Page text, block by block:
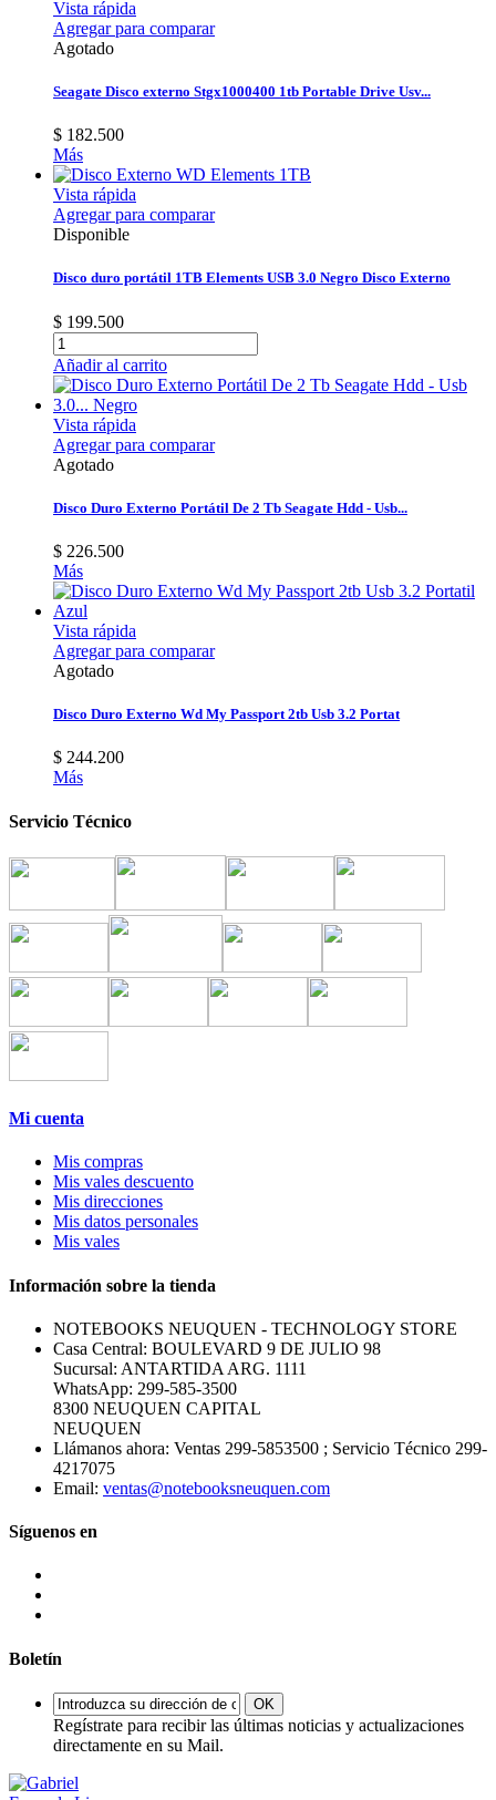
Vista rápida
Agregar para comparar
Agotado
Seagate Disco externo Stgx1000400 1tb Portable Drive Usv...
$ 182.500
Más
Vista rápida
Agregar para comparar
Disponible
Disco duro portátil 1TB Elements USB 3.0 Negro Disco Externo
$ 199.500
Añadir al carrito
Vista rápida
Agregar para comparar
Agotado
Disco Duro Externo Portátil De 2 Tb Seagate Hdd - Usb...
$ 226.500
Más
Vista rápida
Agregar para comparar
Agotado
Disco Duro Externo Wd My Passport 2tb Usb 3.2 Portat
$ 244.200
Más
Servicio Técnico
Mi cuenta
Mis compras
Mis vales descuento
Mis direcciones
Mis datos personales
Mis vales
Información sobre la tienda
NOTEBOOKS NEUQUEN - TECHNOLOGY STORE
Casa Central: BOULEVARD 9 DE JULIO 98
Sucursal: ANTARTIDA ARG. 1111
WhatsApp: 299-585-3500
8300 NEUQUEN CAPITAL
NEUQUEN
Llámanos ahora: Ventas 299-5853500 ; Servicio Técnico 299-
4217075
Email: ventas@notebooksneuquen.com
Síguenos en
Boletín
OK
Regístrate para recibir las últimas noticias y actualizaciones
directamente en su Mail.